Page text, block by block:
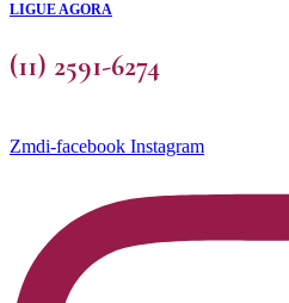
LIGUE AGORA
(11) 2591-6274
Zmdi-facebook Instagram